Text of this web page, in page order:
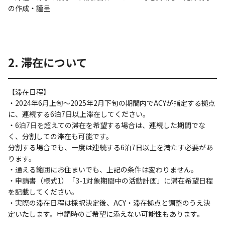
の作成・謹呈
2. 滞在について
【滞在日程】
・2024年6月上旬～2025年2月下旬の期間内でACYが指定する拠点
に、連続する6泊7日以上滞在してください。
・6泊7日を超えての滞在を希望する場合は、連続した期間でな
く、分割しての滞在も可能です。
分割する場合でも、一度は連続する6泊7日以上を満たす必要があ
ります。
・通える範囲にお住まいでも、上記の条件は変わりません。
・申請書（様式1）「3-1対象期間中の活動計画」に滞在希望日程
を記載してください。
・実際の滞在日程は採択決定後、ACY・滞在拠点と調整のうえ決
定いたします。申請時のご希望に添えない可能性もあります。